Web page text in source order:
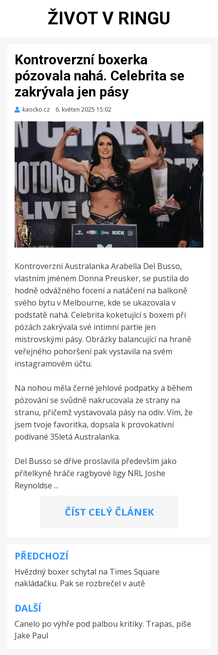
ŽIVOT V RINGU
Kontroverzní boxerka
pózovala nahá. Celebrita se
zakrývala jen pásy
kaocko.cz
Zveřejněno
6. květen 2025 15:02
Kontroverzní Australanka Arabella Del Busso,
vlastním jménem Donna Preusker, se pustila do
hodně odvážného focení a natáčení na balkoně
svého bytu v Melbourne, kde se ukazovala v
podstatě nahá. Celebrita koketující s boxem při
pózách zakrývala své intimní partie jen
mistrovskými pásy. Obrázky balancující na hraně
veřejného pohoršení pak vystavila na svém
instagramovém účtu.
Na nohou měla černé jehlové podpatky a během
pózování se svůdně nakrucovala ze strany na
stranu, přičemž vystavovala pásy na odiv. Vím, že
jsem tvoje favoritka, dopsala k provokativní
podívané 35letá Australanka.
Del Busso se dříve proslavila především jako
přítelkyně hráče ragbyové ligy NRL Joshe
Reynoldse ...
ČÍST CELÝ ČLÁNEK
Navigace
pro
příspěvek
PŘEDCHOZÍ
Hvězdný boxer schytal na Times Square
nakládačku. Pak se rozbrečel v autě
DALŠÍ
Canelo po výhře pod palbou kritiky. Trapas, píše
Jake Paul